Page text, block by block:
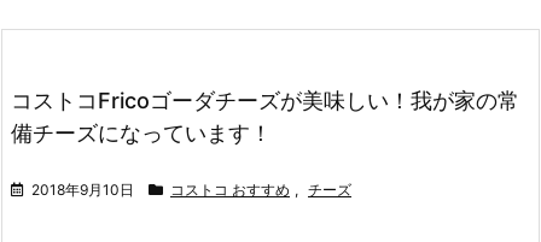
コストコFricoゴーダチーズが美味しい！我が家の常
備チーズになっています！
2018年9月10日 コストコ おすすめ , チーズ